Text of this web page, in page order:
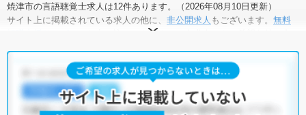
焼津市の言語聴覚士求人は12件あります。（2026年08月10日更新）
サイト上に掲載されている求人の他に、 非公開求人 もございます。 無料
にお申し込みいただくと、全求人からご希望条件に合
焼津市の言語聴覚士求人では以下のような条件が人気です。
積極採用中・新卒OK・ 残業少なめ 正社員(正職員)
・介護福祉施設・小児リハビリ